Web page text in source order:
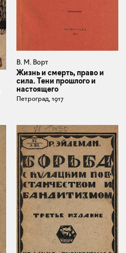
В. М. Ворт
Жизнь и смерть, право и
сила. Тени прошлого и
настоящего
Петроград, 1917